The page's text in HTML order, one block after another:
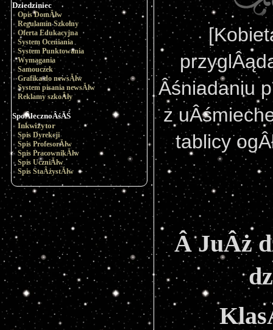
Dziedziniec
Opis DomĂłw
Regulamin Szkolny
Oferta Edukacyjna
System Oceniania
System Punktowania
Wymagania
Samouczek
Grafika do newsĂłw
System pisania newsĂłw
Reklamy szkoÂły
SpoÂłecznoÂśĂŚ
Inkwizytor
Spis Dyrekcji
Spis ProfesorĂłw
Spis PracownikĂłw
Spis UczniĂłw
Spis StaÂżystĂłw
Âśniadaniu
z
tablicy
Â JuÂż